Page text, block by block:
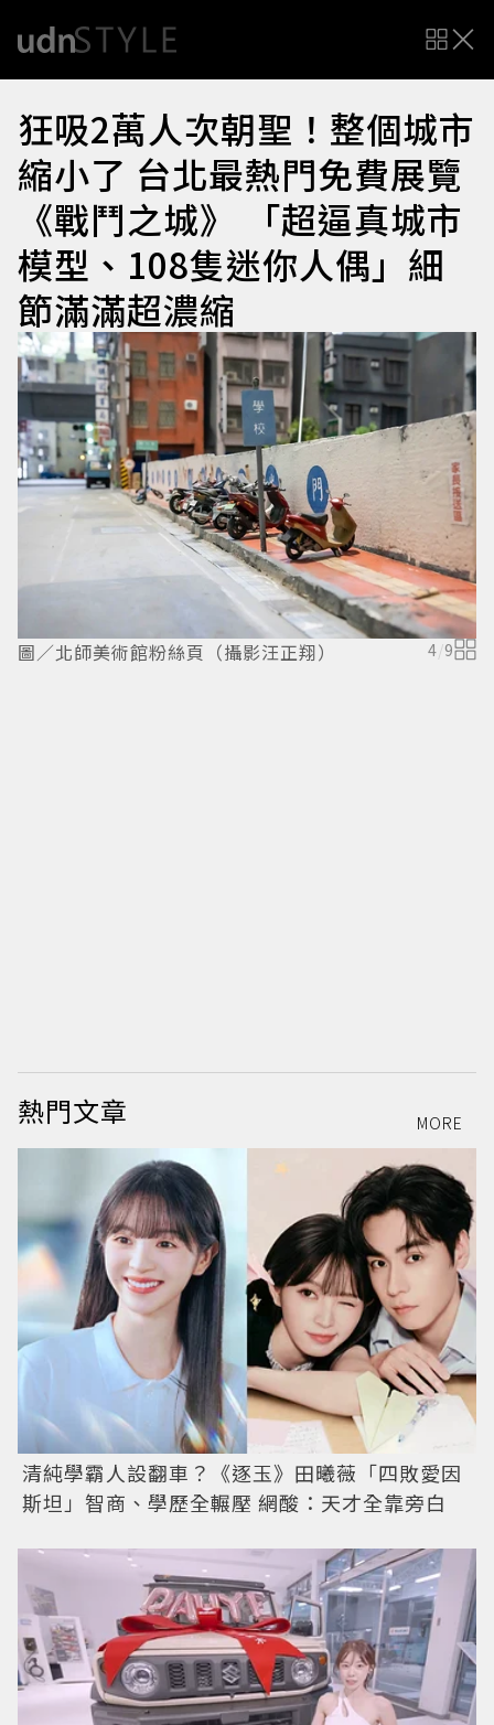
狂吸2萬人次朝聖！整個城市
縮小了 台北最熱門免費展覽
《戰鬥之城》 「超逼真城市
模型、108隻迷你人偶」細
節滿滿超濃縮
圖／北師美術館粉絲頁（攝影汪正翔） 4/9
熱門文章 MORE
清純學霸人設翻車？《逐玉》田曦薇「四敗愛因
斯坦」智商、學歷全輾壓 網酸：天才全靠旁白